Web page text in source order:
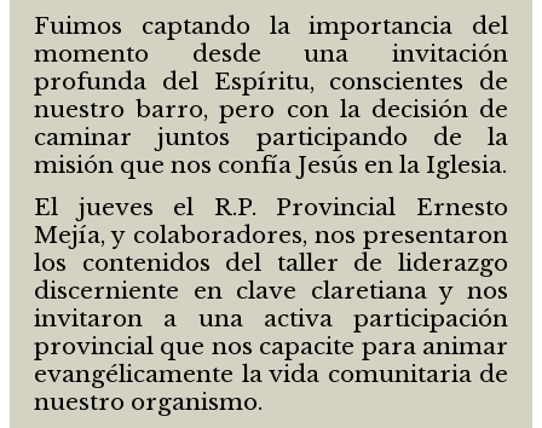
Fuimos captando la importancia del
momento desde una invitación
profunda del Espíritu, conscientes de
nuestro barro, pero con la decisión de
caminar juntos participando de la
misión que nos confía Jesús en la Iglesia.
El jueves el R.P. Provincial Ernesto
Mejía, y colaboradores, nos presentaron
los contenidos del taller de liderazgo
discerniente en clave claretiana y nos
invitaron a una activa participación
provincial que nos capacite para animar
evangélicamente la vida comunitaria de
nuestro organismo.